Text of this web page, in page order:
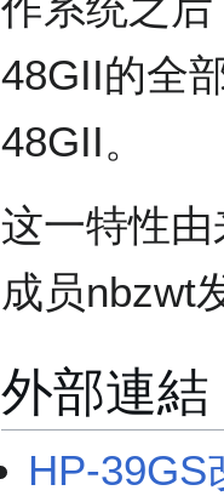
48GII的全
48GII。
这一特性
成员nbzwt
外部連結
HP-39GS